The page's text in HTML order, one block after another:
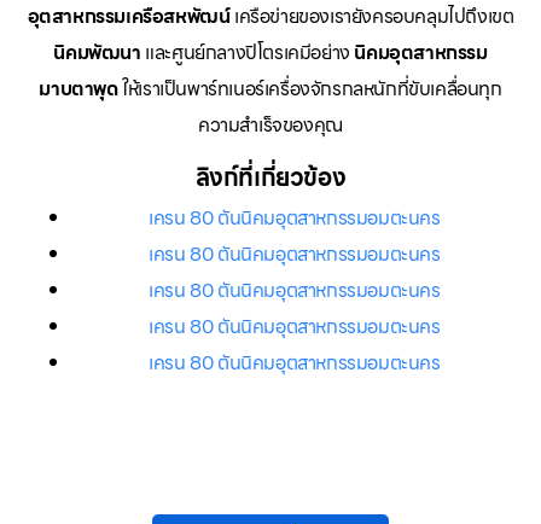
อุตสาหกรรมเครือสหพัฒน์เครือข่ายของเรายังครอบคลุมไปถึงเขต
นิคมพัฒนา และศูนย์กลางปิโตรเคมีอย่าง นิคมอุตสาหกรรม
มาบตาพุดให้เราเป็นพาร์ทเนอร์เครื่องจักรกลหนักที่ขับเคลื่อนทุก
ความสำเร็จของคุณ
ลิงก์ที่เกี่ยวข้อง
เครน 80 ตันนิคมอุตสาหกรรมอมตะนคร
เครน 80 ตันนิคมอุตสาหกรรมอมตะนคร
เครน 80 ตันนิคมอุตสาหกรรมอมตะนคร
เครน 80 ตันนิคมอุตสาหกรรมอมตะนคร
เครน 80 ตันนิคมอุตสาหกรรมอมตะนคร